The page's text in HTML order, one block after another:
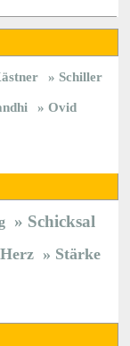
Schiller
Ovid
Schicksal
Herz
Stärke